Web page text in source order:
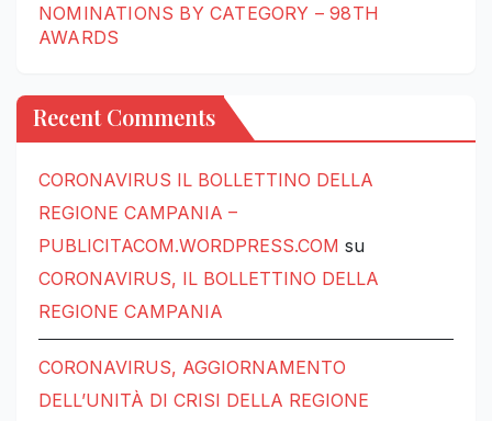
NOMINATIONS BY CATEGORY – 98TH
AWARDS
Recent Comments
CORONAVIRUS IL BOLLETTINO DELLA
REGIONE CAMPANIA –
PUBLICITACOM.WORDPRESS.COM su
CORONAVIRUS, IL BOLLETTINO DELLA
REGIONE CAMPANIA
CORONAVIRUS, AGGIORNAMENTO
DELL’UNITÀ DI CRISI DELLA REGIONE